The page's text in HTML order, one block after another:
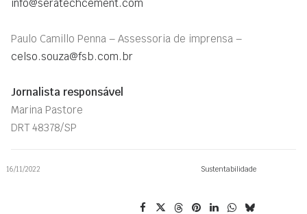
info@seratechcement.com
Paulo Camillo Penna – Assessoria de imprensa –
celso.souza@fsb.com.br
Jornalista responsável
Marina Pastore
DRT 48378/SP
16/11/2022 Sustentabilidade